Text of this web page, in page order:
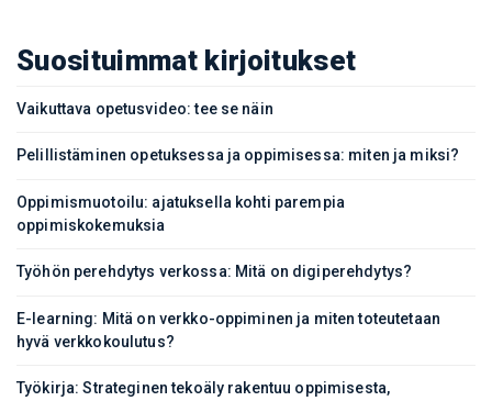
Suosituimmat kirjoitukset
Vaikuttava opetusvideo: tee se näin
Pelillistäminen opetuksessa ja oppimisessa: miten ja miksi?
Oppimismuotoilu: ajatuksella kohti parempia
oppimiskokemuksia
Työhön perehdytys verkossa: Mitä on digiperehdytys?
E-learning: Mitä on verkko-oppiminen ja miten toteutetaan
hyvä verkkokoulutus?
Työkirja: Strateginen tekoäly rakentuu oppimisesta,